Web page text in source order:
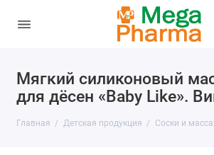
Мягкий силиконовый
для дёсен «Baby Like».
Главная Детская продукция Соски и